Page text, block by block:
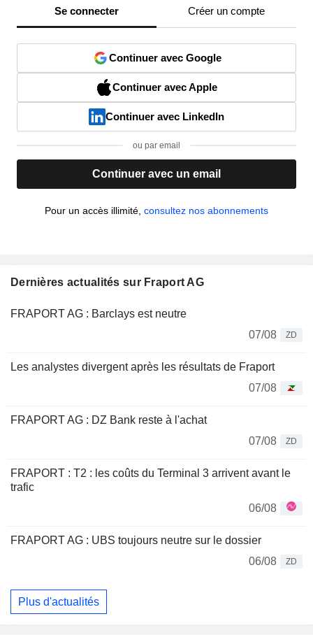
Se connecter Créer un compte
Continuer avec Google
Continuer avec Apple
Continuer avec LinkedIn
ou par email
Continuer avec un email
Pour un accès illimité, consultez nos abonnements
Dernières actualités sur Fraport AG
FRAPORT AG : Barclays est neutre
07/08
ZD
Les analystes divergent après les résultats de Fraport
07/08
FRAPORT AG : DZ Bank reste à l'achat
07/08
ZD
FRAPORT : T2 : les coûts du Terminal 3 arrivent avant le
trafic
06/08
FRAPORT AG : UBS toujours neutre sur le dossier
06/08
ZD
Plus d'actualités